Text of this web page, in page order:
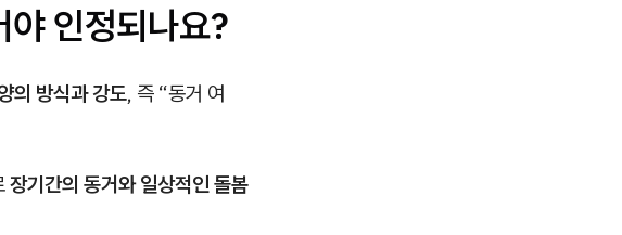
야 인정되나요?
의 방식과 강도, 즉 “동거 여
장기간의 동거와 일상적인 돌봄